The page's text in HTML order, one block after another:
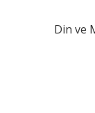
Din ve